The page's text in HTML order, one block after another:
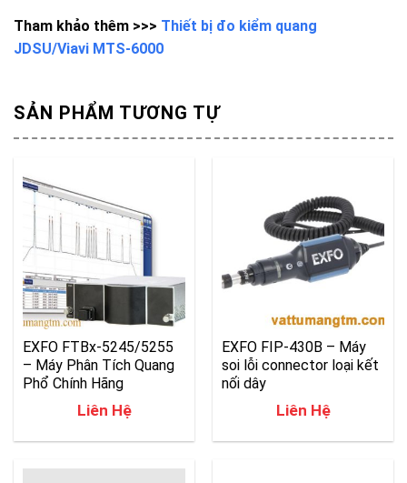
Tham khảo thêm >>> Thiết bị đo kiểm quang
JDSU/Viavi MTS-6000
SẢN PHẨM TƯƠNG TỰ
EXFO FTBx-5245/5255
– Máy Phân Tích Quang
Phổ Chính Hãng
Liên Hệ
EXFO FIP-430B – Máy
soi lỗi connector loại kết
nối dây
Liên Hệ